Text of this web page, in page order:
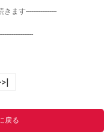
ます-----------------
戻る